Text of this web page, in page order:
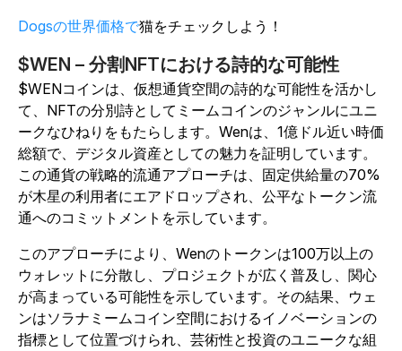
Dogsの世界価格で猫をチェックしよう！
$WEN – 分割NFTにおける詩的な可能性
$WENコインは、仮想通貨空間の詩的な可能性を活かし
て、NFTの分別詩としてミームコインのジャンルにユニ
ークなひねりをもたらします。Wenは、1億ドル近い時価
総額で、デジタル資産としての魅力を証明しています。
この通貨の戦略的流通アプローチは、固定供給量の70%
が木星の利用者にエアドロップされ、公平なトークン流
通へのコミットメントを示しています。
このアプローチにより、Wenのトークンは100万以上の
ウォレットに分散し、プロジェクトが広く普及し、関心
が高まっている可能性を示しています。その結果、ウェ
ンはソラナミームコイン空間におけるイノベーションの
指標として位置づけられ、芸術性と投資のユニークな組